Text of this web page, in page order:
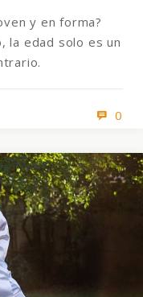
y en forma?
la edad solo es un
0